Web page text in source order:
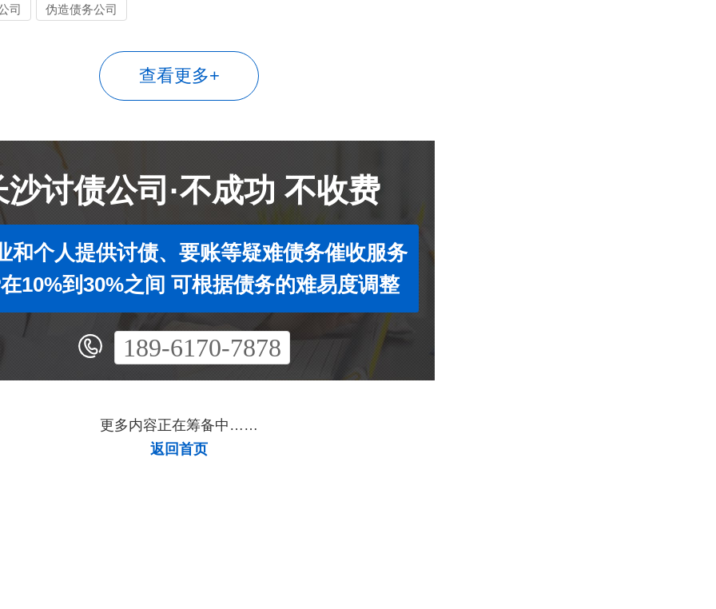
司 伪造债务公司
查看更多+
沙讨债公司·不成功 不收费
和个人提供讨债、要账等疑难债务催收服务
10%到30%之间 可根据债务的难易度调整
189-6170-7878
更多内容正在筹备中……
返回首页